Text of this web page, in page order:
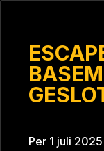
Per 1 juli